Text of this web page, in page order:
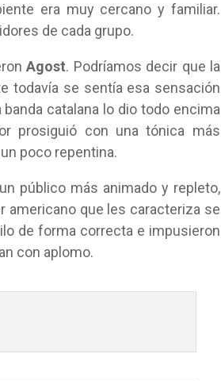
era muy cercano y familiar.
de cada grupo.
Agost. Podríamos decir que la
todavía se sentía esa sensación
catalana lo dio todo encima
prosiguió con una tónica más
poco repentina.
público más animado y repleto,
americano que les caracteriza se
de forma correcta e impusieron
con aplomo.